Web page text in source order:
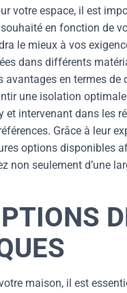
votre espace, il est
en fonction de
le mieux à vos
dans différents
en termes de
une isolation
intervenant dans les
Grâce à leur
options disponibles
non seulement d’une
maison, il est